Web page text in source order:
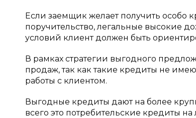
Если заемщик желает получить особо
поручительство, легальные высокие
условий клиент должен быть
В рамках стратегии выгодного
продаж, так как такие кредиты не
работы с клиентом.
Выгодные кредиты дают на более
всего это потребительские кредиты